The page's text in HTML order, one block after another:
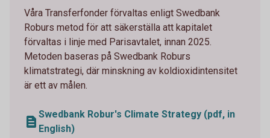
Våra Transferfonder förvaltas enligt Swedbank
Roburs metod för att säkerställa att kapitalet
förvaltas i linje med Parisavtalet, innan 2025.
Metoden baseras på Swedbank Roburs
klimatstrategi, där minskning av koldioxidintensitet
är ett av målen.
Swedbank Robur's Climate Strategy (pdf, in
English)